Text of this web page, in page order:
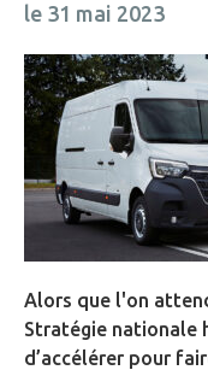
le 31 mai 2023
Alors que l'on
Stratégie nationale
d’accélérer pour